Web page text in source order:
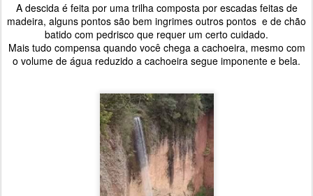
A descida é feita por uma trilha composta por escadas feitas de
madeira, alguns pontos são bem ingrimes outros pontos e de chão
batido com pedrisco que requer um certo cuidado.
Mais tudo compensa quando você chega a cachoeira, mesmo com
o volume de água reduzido a cachoeira segue imponente e bela.